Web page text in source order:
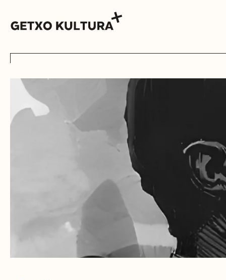
AGENDA
MUXIKEBARRI
KONTAKTUA
SARRERAK